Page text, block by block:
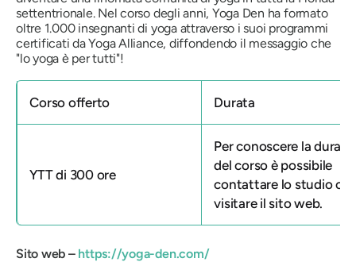
settentrionale. Nel corso degli anni, Yoga Den ha formato
oltre 1.000 insegnanti di yoga attraverso i suoi programmi
certificati da Yoga Alliance, diffondendo il messaggio che
"lo yoga è per tutti"!
Corso offerto Durata
YTT di 300 ore
Per conoscere la durata
del corso è possibile
contattare lo studio o
visitare il sito web.
Sito web – https://yoga-den.com/